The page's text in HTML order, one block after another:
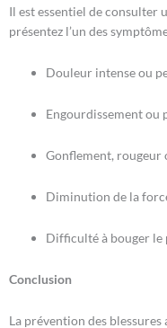
Il est essentiel de consulter
présentez l’un des
Douleur intense ou
Engourdissement ou
Gonflement, rougeur
Diminution de la
Difficulté à bouger le
Conclusion
La prévention des